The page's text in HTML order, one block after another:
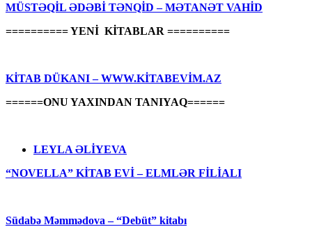
MÜSTƏQİL ƏDƏBİ TƏNQİD – MƏTANƏT VAHİD
========== YENİ KİTABLAR ==========
KİTAB DÜKANI – WWW.KİTABEVİM.AZ
======ONU YAXINDAN TANIYAQ======
LEYLA ƏLİYEVA
“NOVELLA” KİTAB EVİ – ELMLƏR FİLİALI
Südabə Məmmədova – “Debüt” kitabı